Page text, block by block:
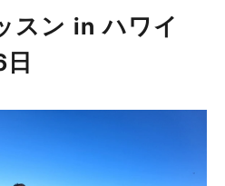
スン in ハワイ